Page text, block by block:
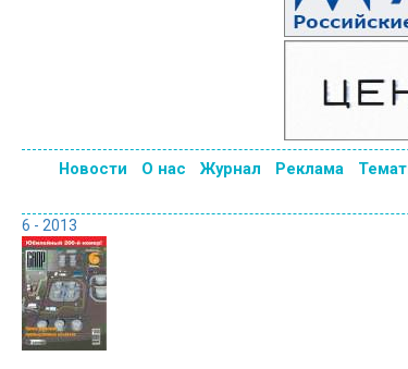
Новости О нас Журнал Реклама
6 - 2013